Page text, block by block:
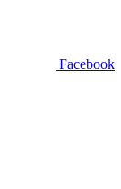
Facebook